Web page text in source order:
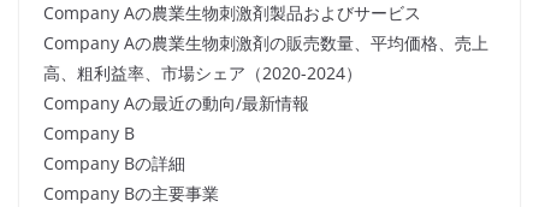
Company Aの農業生物刺激剤製品およびサービス
Company Aの農業生物刺激剤の販売数量、平均価格、売上
高、粗利益率、市場シェア（2020-2024）
Company Aの最近の動向/最新情報
Company B
Company Bの詳細
Company Bの主要事業